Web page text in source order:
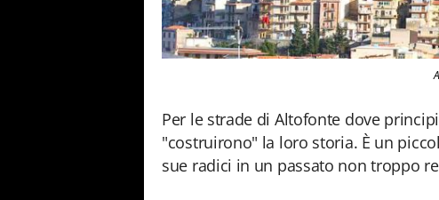
Per le strade di Altofonte dove
"costruirono" la loro storia. È un
sue radici in un passato non troppo